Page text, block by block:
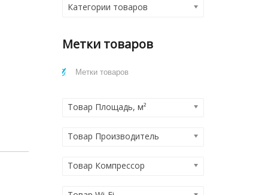
Категории товаров
Метки товаров
Товар Площадь, м²
Товар Производитель
Товар Компрессор